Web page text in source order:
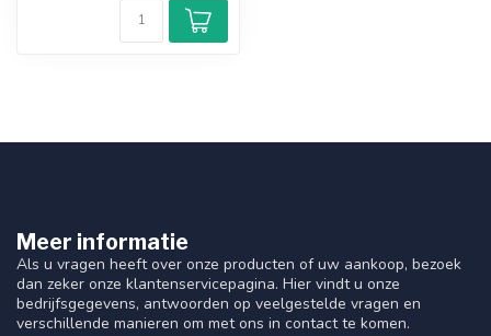
Meer informatie
Als u vragen heeft over onze producten of uw aankoop, bezoek
dan zeker onze klantenservicepagina. Hier vindt u onze
bedrijfsgegevens, antwoorden op veelgestelde vragen en
verschillende manieren om met ons in contact te komen.